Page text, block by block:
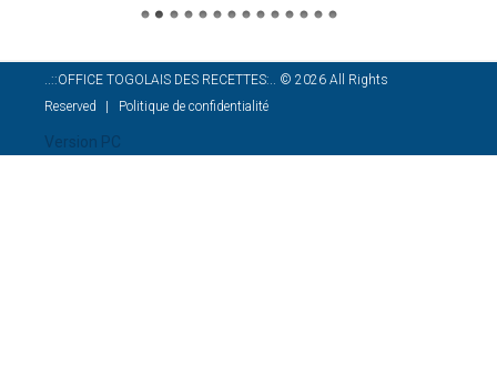
..::OFFICE TOGOLAIS DES RECETTES:.. © 2026 All Rights
Reserved
Politique de confidentialité
Version PC